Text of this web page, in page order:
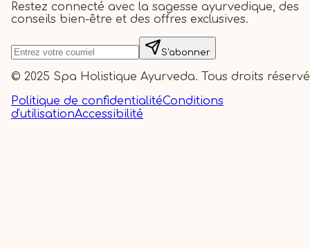
Restez connecté avec la sagesse ayurvedique, des
conseils bien-être et des offres exclusives.
S'abonner
© 2025 Spa Holistique Ayurveda. Tous droits
Politique de confidentialitéConditions
d'utilisationAccessibilité